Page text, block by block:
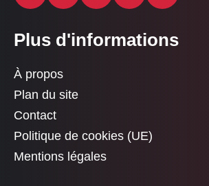
Plus d'informations
À propos
Plan du site
Contact
Politique de cookies (UE)
Mentions légales